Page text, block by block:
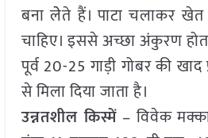
बना लेेते हैं। पाटा चलाकर
चाहिए। इससे अच्छा अंकुरण
पूर्व 20-25 गाड़ी गोबर की
से मिला दिया जाता है।
उन्नतशील किस्में– विवेक मक्का